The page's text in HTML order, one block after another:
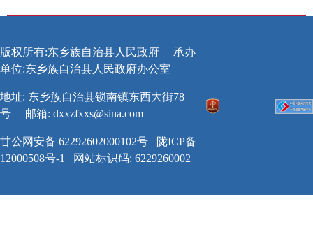
版权所有:东乡族自治县人民政府
承办
单位:东乡族自治县人民政府办公室
地址: 东乡族自治县锁南镇东西大街78
号
邮箱: dxxzfxxs@sina.com
甘公网安备 62292602000102号
陇ICP备
12000508号-1
网站标识码: 6229260002